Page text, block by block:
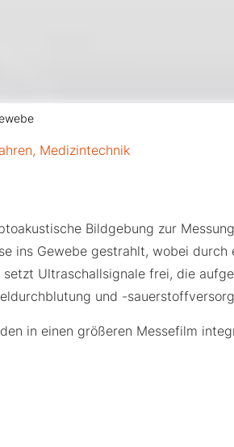
, Medizintechnik
Bildgebung zur
ins Gewebe gestrahlt, wobei durch
Ultraschallsignale frei, die
und -
in einen größeren Messefilm